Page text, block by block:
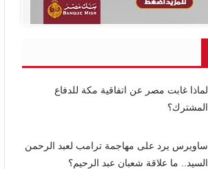
لماذا غابت مصر عن اتفاقية مكة للدفاع
المشترك؟
ساويرس يرد على مهاجمة ترامب لعبد الرحمن
السيد.. ما علاقة شعبان عبد الرحيم؟